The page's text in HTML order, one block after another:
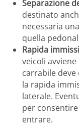
Separazione
destinato
necessaria
quella
Rapida
veicoli
carrabile
la rapida
laterale.
per
entrare.